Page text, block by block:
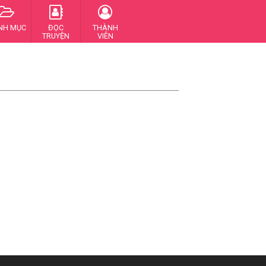
MỤC
ĐỌC
TRUYỆN
THÀNH
VIÊN